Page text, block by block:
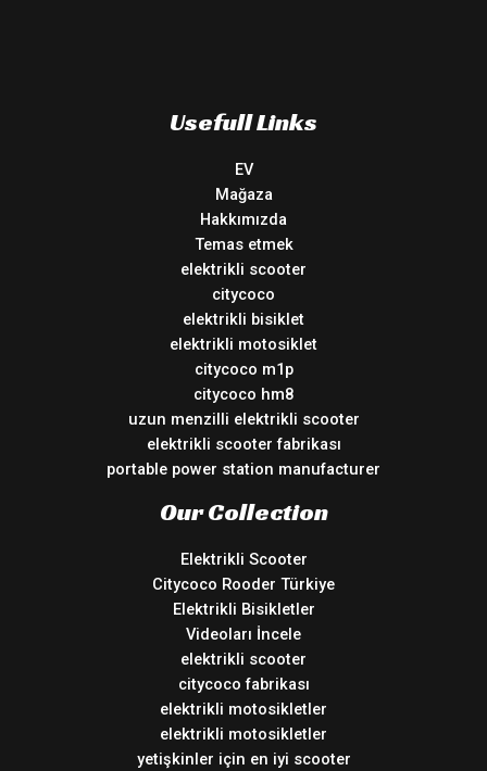
Usefull Links
EV
Mağaza
Hakkımızda
Temas etmek
elektrikli scooter
citycoco
elektrikli bisiklet
elektrikli motosiklet
citycoco m1p
citycoco hm8
uzun menzilli elektrikli scooter
elektrikli scooter fabrikası
portable power station manufacturer
Our Collection
Elektrikli Scooter
Citycoco Rooder Türkiye
Elektrikli Bisikletler
Videoları İncele
elektrikli scooter
citycoco fabrikası
elektrikli motosikletler
elektrikli motosikletler
yetişkinler için en iyi scooter